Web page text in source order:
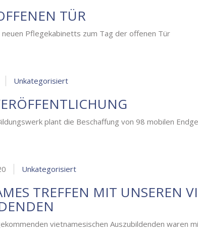
TÜR
Pflegekabinetts zum Tag der offenen Tür
Unkategorisiert
plant die Beschaffung von 98 mobilen
Unkategorisiert
TREFFEN MIT UNSEREN
vietnamesischen Auszubildenden waren